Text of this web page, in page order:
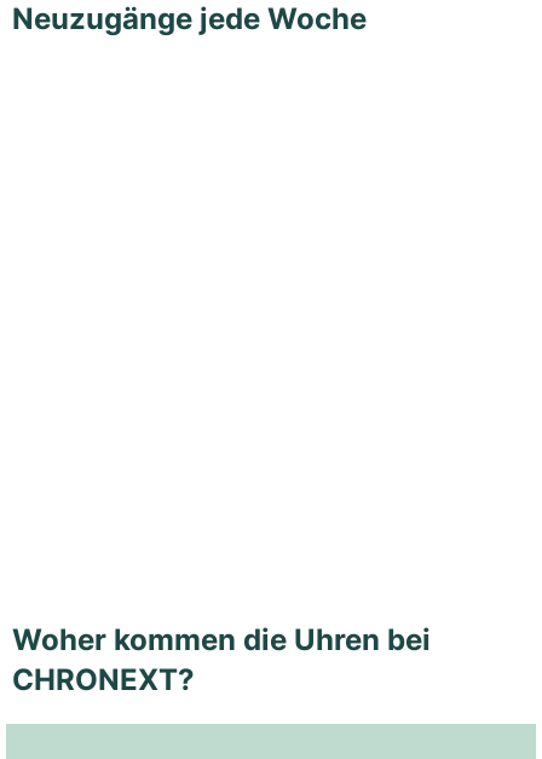
Neuzugänge jede Woche
Woher kommen die Uhren bei
CHRONEXT?